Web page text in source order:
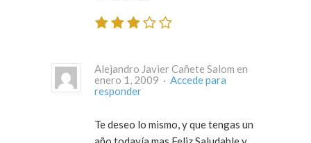
Alejandro Javier Cañete Salom en
enero 1, 2009 · Accede para
responder
Te deseo lo mismo, y que tengas un